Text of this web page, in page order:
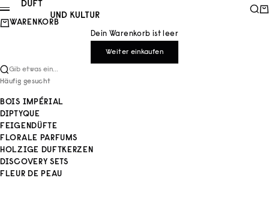
Zum Inhalt springen
Duft und Kultur
Menü
WARENKORB
Dein Warenkorb ist leer
Weiter einkaufen
Gib etwas ein...
Häufig gesucht
BOIS IMPÉRIAL
DIPTYQUE
FEIGENDÜFTE
FLORALE PARFUMS
HOLZIGE DUFTKERZEN
DISCOVERY SETS
FLEUR DE PEAU